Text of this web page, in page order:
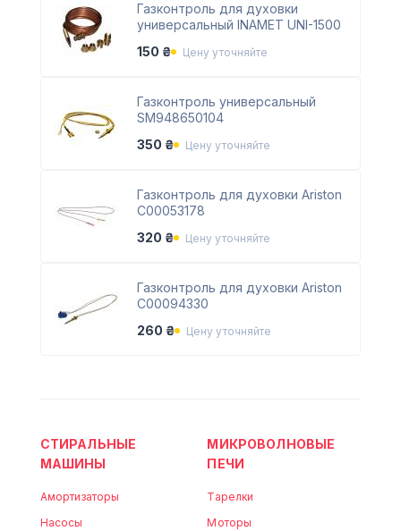
Газконтроль для духовки
универсальный INAMET UNI-1500
150 ₴
Цену уточняйте
Газконтроль универсальный
SM948650104
350 ₴
Цену уточняйте
Газконтроль для духовки Ariston
С00053178
320 ₴
Цену уточняйте
Газконтроль для духовки Ariston
С00094330
260 ₴
Цену уточняйте
СТИРАЛЬНЫЕ
МАШИНЫ
Амортизаторы
Насосы
МИКРОВОЛНОВЫЕ
ПЕЧИ
Тарелки
Моторы